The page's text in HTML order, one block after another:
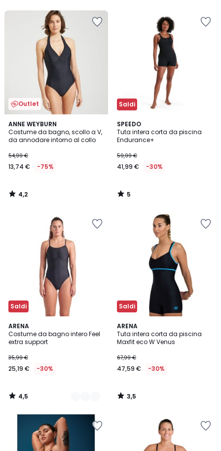
Outlet
ANNE WEYBURN
Costume da bagno, scollo a V,
da annodare intorno al collo
54,99 €
13,74 € -75%
4,2
/ 5
4,2
/
Saldi
SPEEDO
Tuta intera corta da piscina
Endurance+
59,99 €
41,99 € -30%
5
/
5
5
/
Saldi
ARENA
Costume da bagno intero Feel
extra support
35,99 €
25,19 € -30%
4,5
/ 5
2
Colori
4,5
/
Saldi
ARENA
Tuta intera corta da piscina
Maxfit eco W Venus
67,99 €
47,59 € -30%
3,5
/ 5
3,5
/